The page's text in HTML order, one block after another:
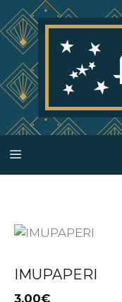
Siirry
sisältöön
IMUPAPERI
3.00€